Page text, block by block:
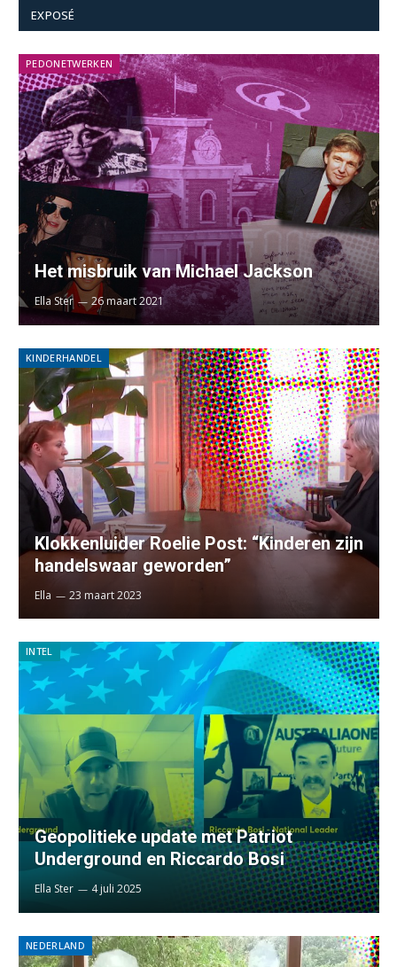
EXPOSÉ
PEDONETWERKEN
Het misbruik van Michael Jackson
Ella Ster 26 maart 2021
KINDERHANDEL
Klokkenluider Roelie Post: “Kinderen zijn
handelswaar geworden”
Ella 23 maart 2023
INTEL
Geopolitieke update met Patriot
Underground en Riccardo Bosi
Ella Ster 4 juli 2025
NEDERLAND